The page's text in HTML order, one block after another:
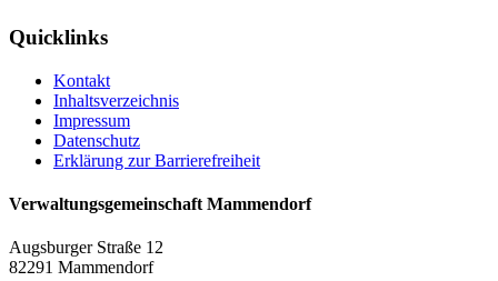
Quicklinks
Kontakt
Inhaltsverzeichnis
Impressum
Datenschutz
Erklärung zur Barrierefreiheit
Verwaltungsgemeinschaft Mammendorf
Augsburger Straße 12
82291 Mammendorf